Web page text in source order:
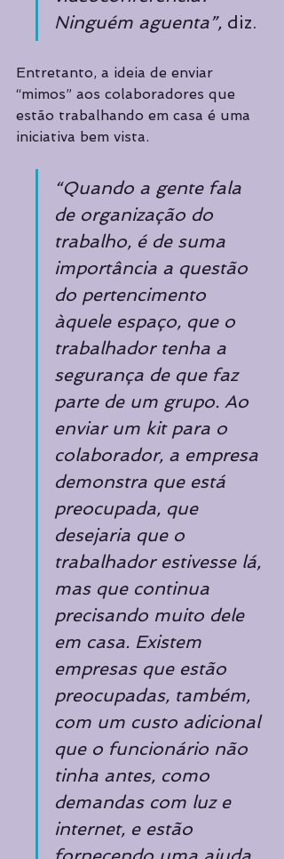
Ninguém aguenta”, diz.
Entretanto, a ideia de enviar
“mimos” aos colaboradores que
estão trabalhando em casa é uma
iniciativa bem vista.
“Quando a gente fala
de organização do
trabalho, é de suma
importância a questão
do pertencimento
àquele espaço, que o
trabalhador tenha a
segurança de que faz
parte de um grupo. Ao
enviar um kit para o
colaborador, a empresa
demonstra que está
preocupada, que
desejaria que o
trabalhador estivesse lá,
mas que continua
precisando muito dele
em casa. Existem
empresas que estão
preocupadas, também,
com um custo adicional
que o funcionário não
tinha antes, como
demandas com luz e
internet, e estão